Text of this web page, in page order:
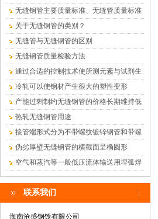
无缝钢管主要质量标准、无缝管质量标准
关于无缝钢管的类别？
无缝管与无缝钢管的区别
无缝钢管质量检验方法
通过合适的控制技术使所测元素与试剂生
成有色络合物
冷轧可以使钢材产生很大的塑性变形
产能过剩制约无缝钢管的价格长期维持低
位
热轧无缝钢管用途
接管端形式分为不带螺纹镀锌钢管和带螺
纹镀锌钢管
伪劣厚壁无缝钢管的横截面呈椭圆形
空气和蒸汽等一般低压流体输送用埋弧焊
钢管
联系我们
海南沧盛钢铁有限公司